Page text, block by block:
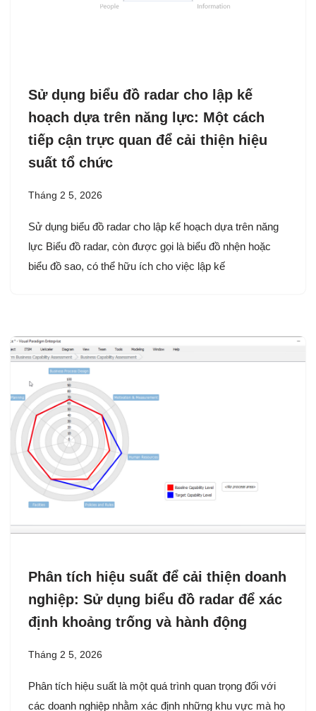
Sử dụng biểu đồ radar cho lập kế
hoạch dựa trên năng lực: Một cách
tiếp cận trực quan để cải thiện hiệu
suất tổ chức
Tháng 2 5, 2026
Sử dụng biểu đồ radar cho lập kế hoạch dựa trên năng
lực Biểu đồ radar, còn được gọi là biểu đồ nhện hoặc
biểu đồ sao, có thể hữu ích cho việc lập kế
Phân tích hiệu suất để cải thiện doanh
nghiệp: Sử dụng biểu đồ radar để xác
định khoảng trống và hành động
Tháng 2 5, 2026
Phân tích hiệu suất là một quá trình quan trọng đối với
các doanh nghiệp nhằm xác định những khu vực mà họ